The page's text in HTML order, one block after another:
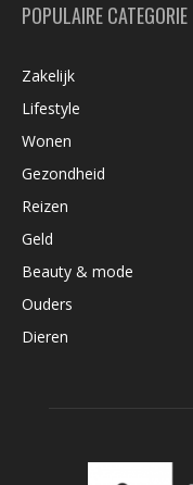
POPULAIRE CATEGORIE
Zakelijk
Lifestyle
Wonen
Gezondheid
Reizen
Geld
Beauty & mode
Ouders
Dieren